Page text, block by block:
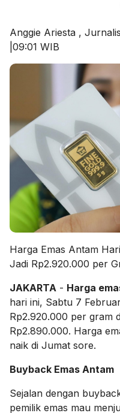
Anggie Ariesta ,
|09:01 WIB
Harga Emas Antam
Jadi Rp2.920.000 per
JAKARTA - Harga
hari ini, Sabtu 7
Rp2.920.000 per gram
Rp2.890.000. Harga
naik di Jumat sore.
Buyback Emas Antam
Sejalan dengan
pemilik emas mau